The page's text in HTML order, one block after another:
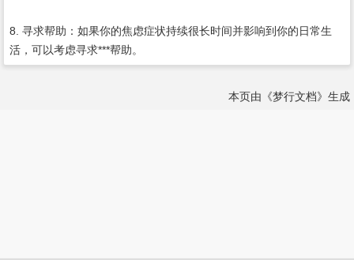
8. 寻求帮助：如果你的焦虑症状持续很长时间并影响到你的日常生
活，可以考虑寻求***帮助。
本页由《梦行文档》生成